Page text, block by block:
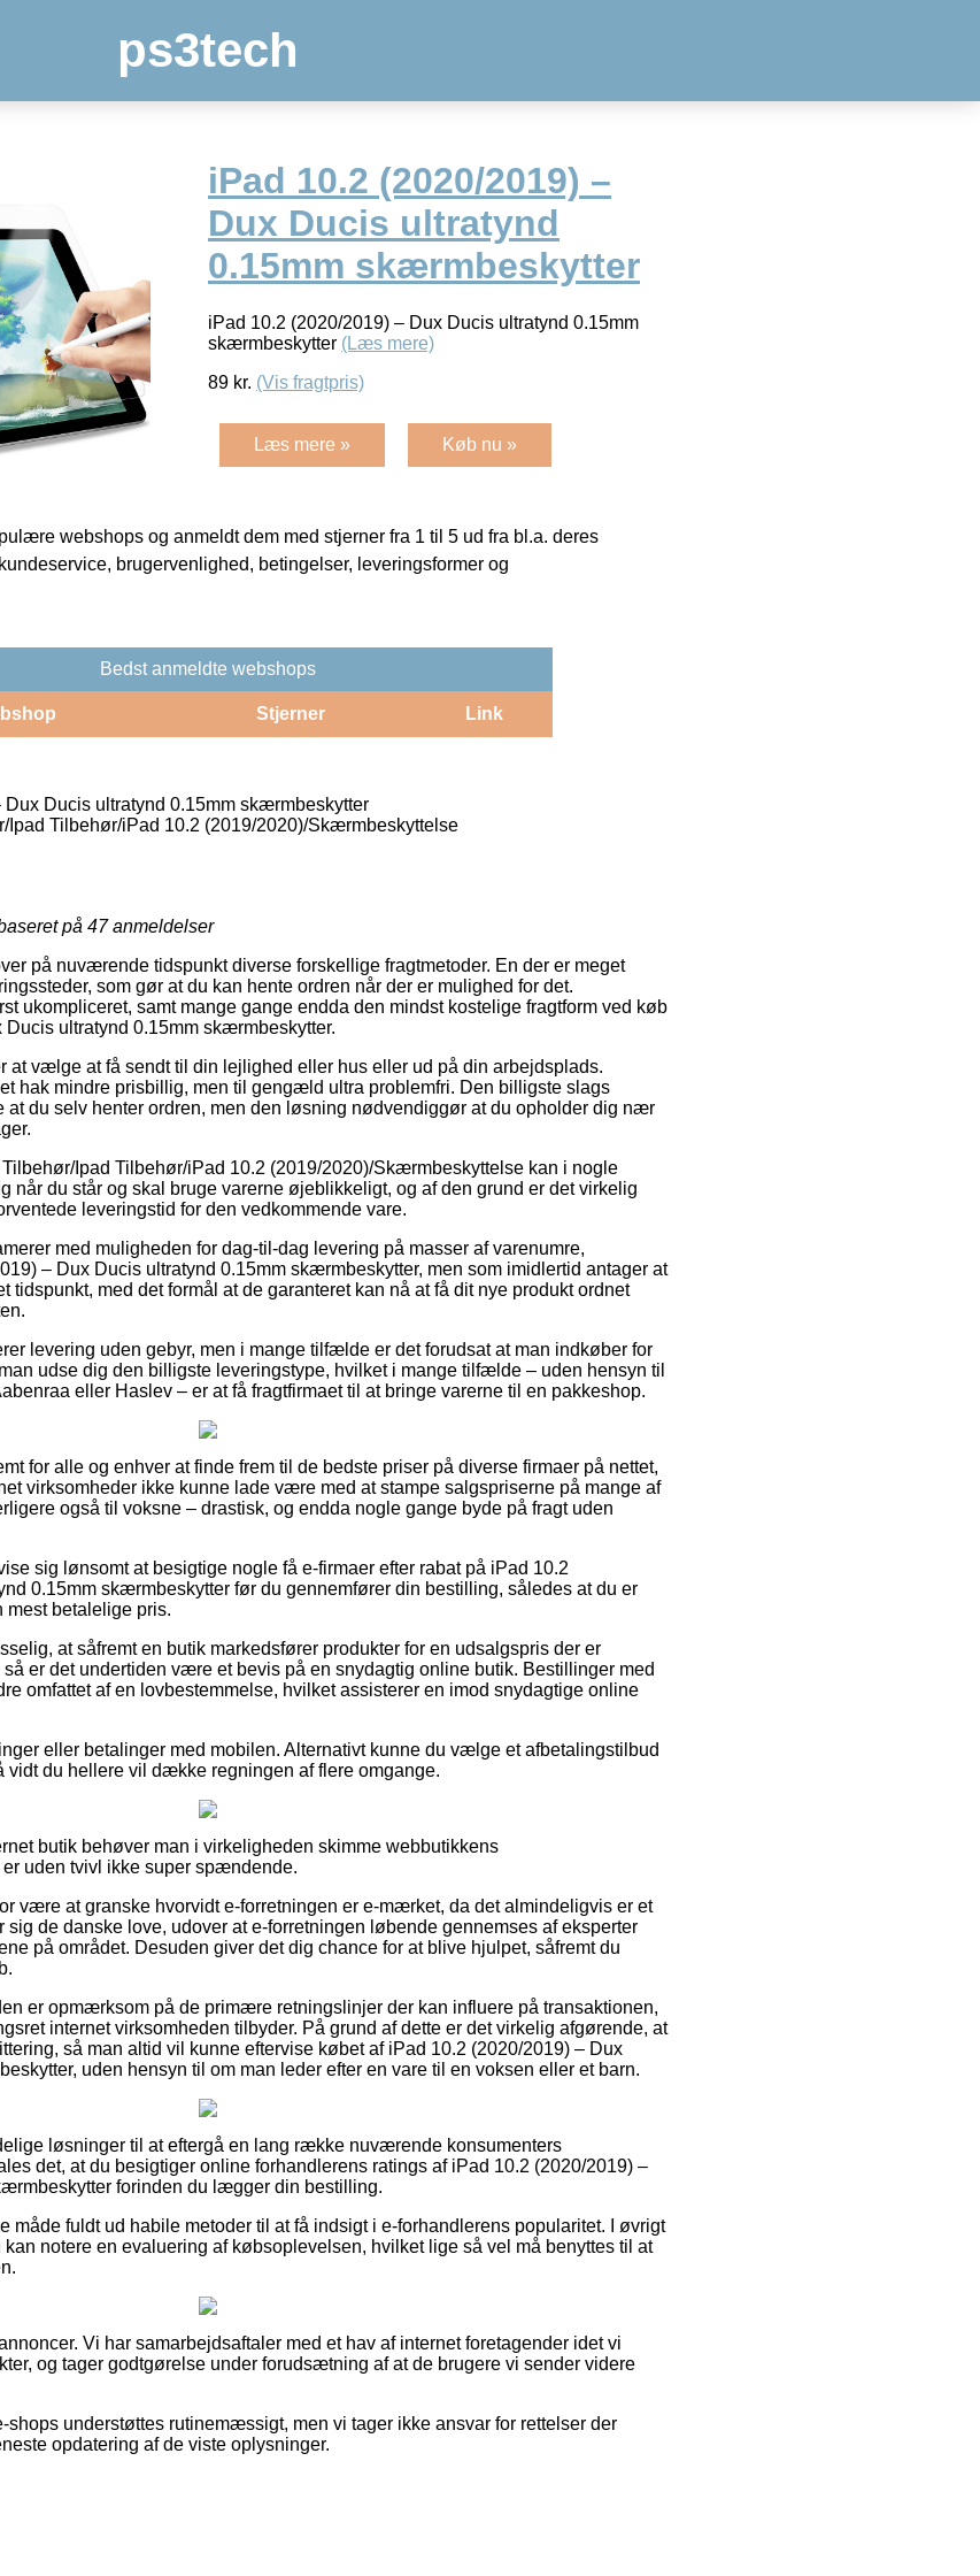
ps3tech
iPad 10.2 (2020/2019) –
Dux Ducis ultratynd
0.15mm skærmbeskytter
iPad 10.2 (2020/2019) – Dux Ducis ultratynd 0.15mm
skærmbeskytter (Læs mere)
89 kr. (Vis fragtpris)
Læs mere » Køb nu »
webshops og anmeldt dem med stjerner fra 1 til 5 ud fra bl.a. deres
brugervenlighed, betingelser, leveringsformer og
Bedst anmeldte webshops
Stjerner Link
Dux Ducis ultratynd 0.15mm skærmbeskytter
Ipad Tilbehør/iPad 10.2 (2019/2020)/Skærmbeskyttelse
på 47anmeldelser
på nuværende tidspunkt diverse forskellige fragtmetoder. En der er meget
som gør at du kan hente ordren når der er mulighed for det.
ukompliceret, samt mange gange endda den mindst kostelige fragtform ved køb
ultratynd 0.15mm skærmbeskytter.
at vælge at få sendt til din lejlighed eller hus eller ud på din arbejdsplads.
hak mindre prisbillig, men til gengæld ultra problemfri. Den billigste slags
at du selv henter ordren, men den løsning nødvendiggør at du opholder dig nær
Ipad Tilbehør/iPad 10.2 (2019/2020)/Skærmbeskyttelse kan i nogle
du står og skal bruge varerne øjeblikkeligt, og af den grund er det virkelig
leveringstid for den vedkommende vare.
med muligheden for dag-til-dag levering på masser af varenumre,
– Dux Ducis ultratynd 0.15mm skærmbeskytter, men som imidlertid antager at
tidspunkt, med det formål at de garanteret kan nå at få dit nye produkt ordnet
levering uden gebyr, men i mange tilfælde er det forudsat at man indkøber for
udse dig den billigste leveringstype, hvilket i mange tilfælde – uden hensyn til
eller Haslev – er at få fragtfirmaet til at bringe varerne til en pakkeshop.
for alle og enhver at finde frem til de bedste priser på diverse firmaer på nettet,
virksomheder ikke kunne lade være med at stampe salgspriserne på mange af
også til voksne – drastisk, og endda nogle gange byde på fragt uden
sig lønsomt at besigtige nogle få e-firmaer efter rabat på iPad 10.2
0.15mm skærmbeskytter før du gennemfører din bestilling, således at du er
mest betalelige pris.
at såfremt en butik markedsfører produkter for en udsalgspris der er
er det undertiden være et bevis på en snydagtig online butik. Bestillinger med
omfattet af en lovbestemmelse, hvilket assisterer en imod snydagtige online
eller betalinger med mobilen. Alternativt kunne du vælge et afbetalingstilbud
vidt du hellere vil dække regningen af flere omgange.
butik behøver man i virkeligheden skimme webbutikkens
uden tvivl ikke super spændende.
være at granske hvorvidt e-forretningen er e-mærket, da det almindeligvis er et
sig de danske love, udover at e-forretningen løbende gennemses af eksperter
på området. Desuden giver det dig chance for at blive hjulpet, såfremt du
er opmærksom på de primære retningslinjer der kan influere på transaktionen,
internet virksomheden tilbyder. På grund af dette er det virkelig afgørende, at
så man altid vil kunne eftervise købet af iPad 10.2 (2020/2019) – Dux
uden hensyn til om man leder efter en vare til en voksen eller et barn.
løsninger til at eftergå en lang række nuværende konsumenters
det, at du besigtiger online forhandlerens ratings af iPad 10.2 (2020/2019) –
forinden du lægger din bestilling.
måde fuldt ud habile metoder til at få indsigt i e-forhandlerens popularitet. I øvrigt
notere en evaluering af købsoplevelsen, hvilket lige så vel må benyttes til at
Vi har samarbejdsaftaler med et hav af internet foretagender idet vi
og tager godtgørelse under forudsætning af at de brugere vi sender videre
shops understøttes rutinemæssigt, men vi tager ikke ansvar for rettelser der
opdatering af de viste oplysninger.